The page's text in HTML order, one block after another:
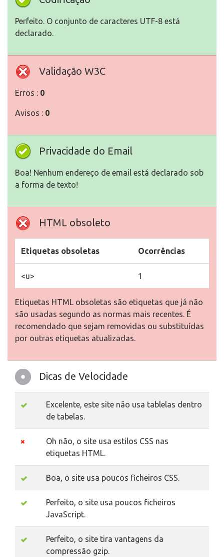
Perfeito. O conjunto de caracteres UTF-8 está
declarado.
Validação W3C
Erros : 0
Avisos : 0
Privacidade do Email
Boa! Nenhum endereço de email está declarado sob
a forma de texto!
HTML obsoleto
Etiquetas obsoletas Ocorrências
<u> 1
Etiquetas HTML obsoletas são etiquetas que já não
são usadas segundo as normas mais recentes. É
recomendado que sejam removidas ou substituídas
por outras etiquetas atualizadas.
Dicas de Velocidade
Excelente, este site não usa tablelas dentro
de tabelas.
Oh não, o site usa estilos CSS nas
etiquetas HTML.
Boa, o site usa poucos ficheiros CSS.
Perfeito, o site usa poucos ficheiros
JavaScript.
Perfeito, o site tira vantagens da
compressão gzip.